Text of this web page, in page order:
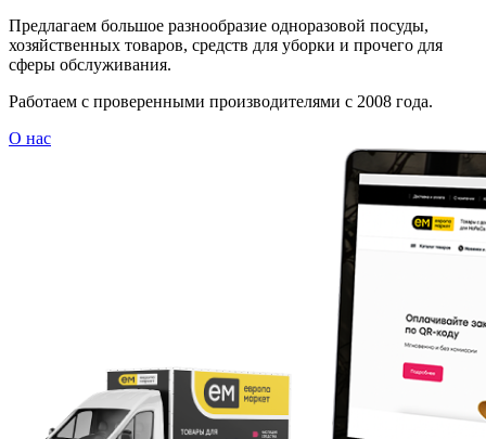
Предлагаем большое разнообразие одноразовой посуды,
хозяйственных товаров, средств для уборки и прочего для
сферы обслуживания.
Работаем с проверенными производителями с 2008 года.
О нас